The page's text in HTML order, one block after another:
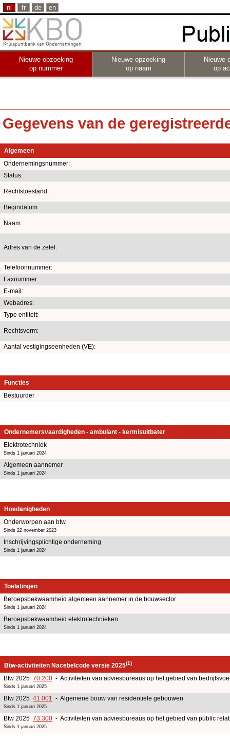
nl fr de en
Nieuwe opzoeking
op nummer
Nieuwe opzoeking
op naam
Nieuwe
op
Gegevens van de
Algemeen
Ondernemingsnummer:
Status:
Rechtstoestand:
Begindatum:
Naam:
Adres van de zetel:
Telefoonnummer:
Faxnummer:
E-mail:
Webadres:
Type entiteit:
Rechtsvorm:
Aantal vestigingseenheden (VE):
Functies
Bestuurder
Ondernemersvaardigheden - ambulant - kermisuitbater
Elektrotechniek
Sinds 1 januari 2024
Algemeen aannemer
Sinds 1 januari 2024
Hoedanigheden
Onderworpen aan btw
Sinds 22 november 2023
Inschrijvingsplichtige onderneming
Sinds 1 januari 2024
Toelatingen
Beroepsbekwaamheid algemeen aannemer in de bouwsector
Sinds 1 januari 2024
Beroepsbekwaamheid elektrotechnieken
Sinds 1 januari 2024
Btw-activiteiten Nacebelcode versie 2025(1)
Btw 2025 70.200 - Activiteiten van adviesbureaus op het gebied van
Sinds 1 januari 2025
Btw 2025 41.001 - Algemene bouw van residentiële gebouwen
Sinds 1 januari 2025
Btw 2025 73.300 - Activiteiten van adviesbureaus op het gebied van public
Sinds 1 januari 2025